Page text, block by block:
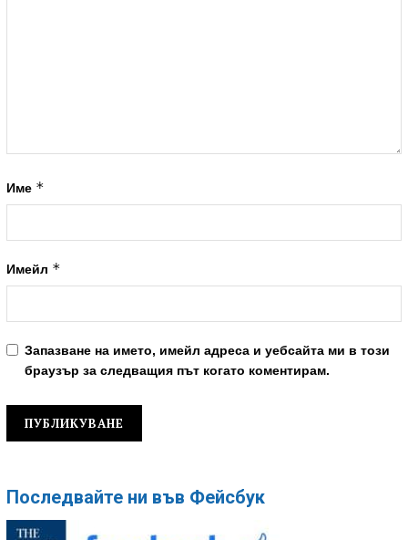
Име *
Имейл *
Запазване на името, имейл адреса и уебсайта ми в този
браузър за следващия път когато коментирам.
Последвайте ни във Фейсбук